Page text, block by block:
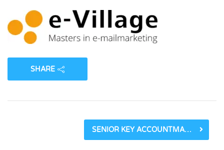
SHARE
SENIOR KEY ACCOUNTMANAGER